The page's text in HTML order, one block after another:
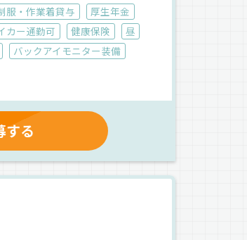
服・作業着貸与
厚生年金
カー通勤可 健康保険
昼
バックアイモニター装備
する